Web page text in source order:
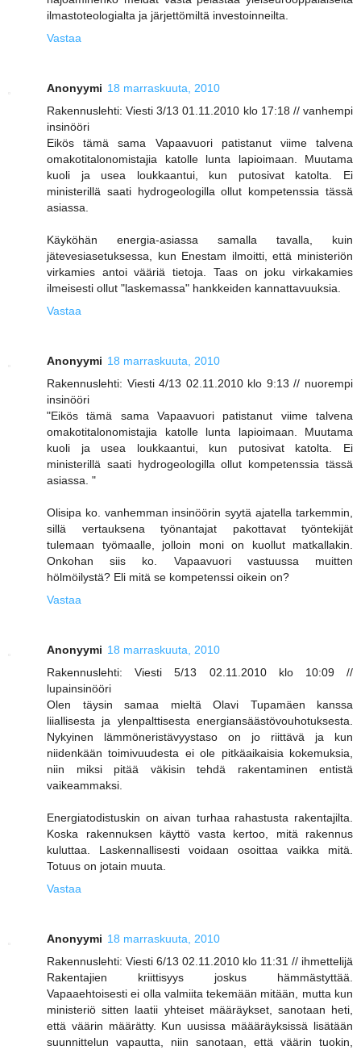
ilmastoteologialta ja järjettömiltä investoinneilta.
Vastaa
Anonyymi 18 marraskuuta, 2010
Rakennuslehti: Viesti 3/13 01.11.2010 klo 17:18 // vanhempi
insinööri
Eikös tämä sama Vapaavuori patistanut viime talvena
omakotitalonomistajia katolle lunta lapioimaan. Muutama
kuoli ja usea loukkaantui, kun putosivat katolta. Ei
ministerillä saati hydrogeologilla ollut kompetenssia tässä
asiassa.
Käyköhän energia-asiassa samalla tavalla, kuin
jätevesiasetuksessa, kun Enestam ilmoitti, että ministeriön
virkamies antoi vääriä tietoja. Taas on joku virkakamies
ilmeisesti ollut "laskemassa" hankkeiden kannattavuuksia.
Vastaa
Anonyymi 18 marraskuuta, 2010
Rakennuslehti: Viesti 4/13 02.11.2010 klo 9:13 // nuorempi
insinööri
"Eikös tämä sama Vapaavuori patistanut viime talvena
omakotitalonomistajia katolle lunta lapioimaan. Muutama
kuoli ja usea loukkaantui, kun putosivat katolta. Ei
ministerillä saati hydrogeologilla ollut kompetenssia tässä
asiassa. "
Olisipa ko. vanhemman insinöörin syytä ajatella tarkemmin,
sillä vertauksena työnantajat pakottavat työntekijät
tulemaan työmaalle, jolloin moni on kuollut matkallakin.
Onkohan siis ko. Vapaavuori vastuussa muitten
hölmöilystä? Eli mitä se kompetenssi oikein on?
Vastaa
Anonyymi 18 marraskuuta, 2010
Rakennuslehti: Viesti 5/13 02.11.2010 klo 10:09 //
lupainsinööri
Olen täysin samaa mieltä Olavi Tupamäen kanssa
liiallisesta ja ylenpalttisesta energiansäästövouhotuksesta.
Nykyinen lämmöneristävyystaso on jo riittävä ja kun
niidenkään toimivuudesta ei ole pitkäaikaisia kokemuksia,
niin miksi pitää väkisin tehdä rakentaminen entistä
vaikeammaksi.
Energiatodistuskin on aivan turhaa rahastusta rakentajilta.
Koska rakennuksen käyttö vasta kertoo, mitä rakennus
kuluttaa. Laskennallisesti voidaan osoittaa vaikka mitä.
Totuus on jotain muuta.
Vastaa
Anonyymi 18 marraskuuta, 2010
Rakennuslehti: Viesti 6/13 02.11.2010 klo 11:31 // ihmettelijä
Rakentajien kriittisyys joskus hämmästyttää.
Vapaaehtoisesti ei olla valmiita tekemään mitään, mutta kun
ministeriö sitten laatii yhteiset määräykset, sanotaan heti,
että väärin määrätty. Kun uusissa määäräyksissä lisätään
suunnittelun vapautta, niin sanotaan, että väärin tuokin,